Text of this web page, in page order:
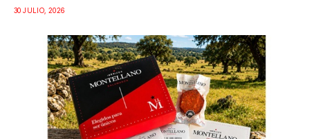
30 JULIO, 2026